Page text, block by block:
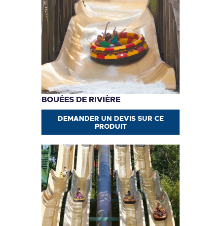
BOUÉES DE RIVIÈRE
DEMANDER UN DEVIS SUR CE
PRODUIT